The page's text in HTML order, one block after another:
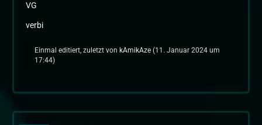
VG
verbi
Einmal editiert, zuletzt von kAmikAze (11. Januar 2024 um
17:44)